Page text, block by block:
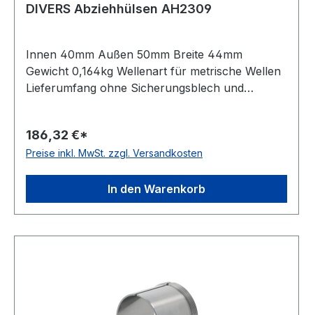
DIVERS Abziehhülsen AH2309
Innen 40mm Außen 50mm Breite 44mm
Gewicht 0,164kg Wellenart für metrische Wellen
Lieferumfang ohne Sicherungsblech und
186,32 €*
Preise inkl. MwSt. zzgl. Versandkosten
In den Warenkorb